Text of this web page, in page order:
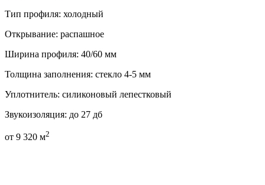
Тип профиля: холодный
Открывание: распашное
Ширина профиля: 40/60 мм
Толщина заполнения: стекло 4-5 мм
Уплотнитель: силиконовый лепестковый
Звукоизоляция: до 27 дб
от 9 320 м2